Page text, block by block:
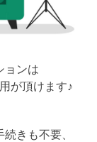
ョンは
が頂けます♪
きも不要、